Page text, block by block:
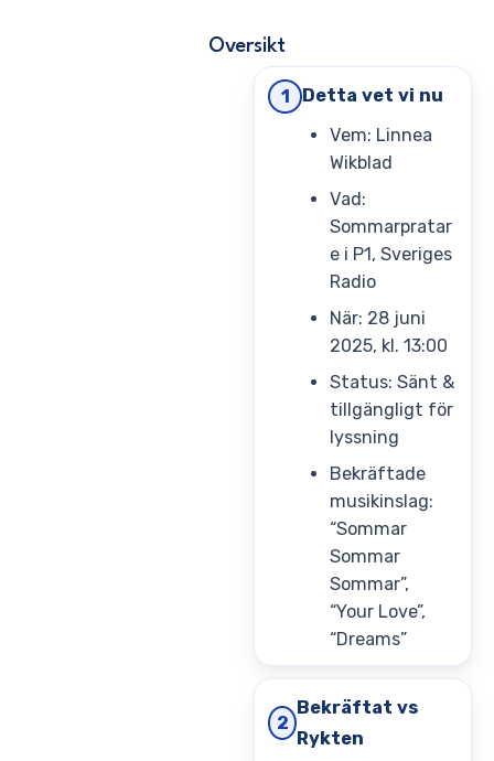
Oversikt
1
Detta vet vi nu
Vem: Linnea
Wikblad
Vad:
Sommarpratar
e i P1, Sveriges
Radio
När: 28 juni
2025, kl. 13:00
Status: Sänt &
tillgängligt för
lyssning
Bekräftade
musikinslag:
“Sommar
Sommar
Sommar”,
“Your Love”,
“Dreams”
2
Bekräftat vs
Rykten